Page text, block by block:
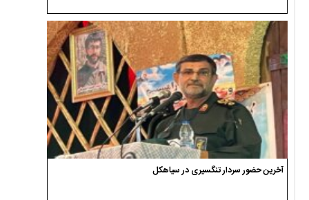
آخرین حضور سردار تنگسیری در سیاهکل